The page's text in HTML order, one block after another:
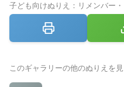
子ども向けぬりえ：リメンバー
このギャラリーの他のぬりえを